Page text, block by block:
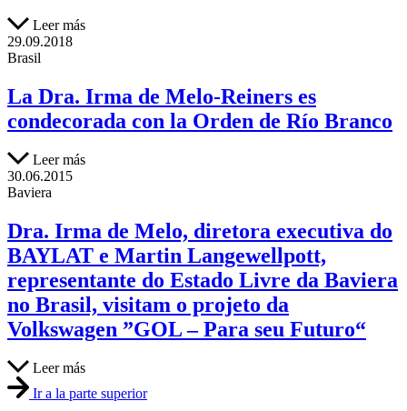
Leer más
29.09.2018
Brasil
La Dra. Irma de Melo-Reiners es
condecorada con la Orden de Río Branco
Leer más
30.06.2015
Baviera
Dra. Irma de Melo, diretora executiva do
BAYLAT e Martin Langewellpott,
representante do Estado Livre da Baviera
no Brasil, visitam o projeto da
Volkswagen ”GOL – Para seu Futuro“
Leer más
Ir a la parte superior